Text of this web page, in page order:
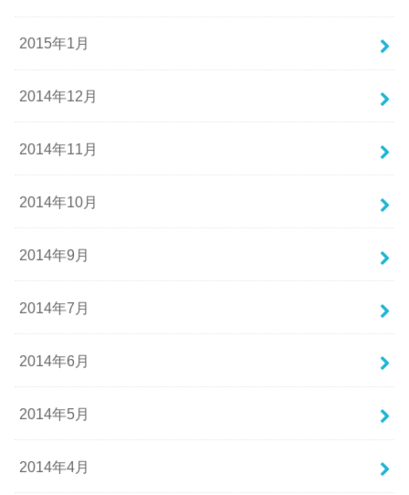
2015年1月
2014年12月
2014年11月
2014年10月
2014年9月
2014年7月
2014年6月
2014年5月
2014年4月